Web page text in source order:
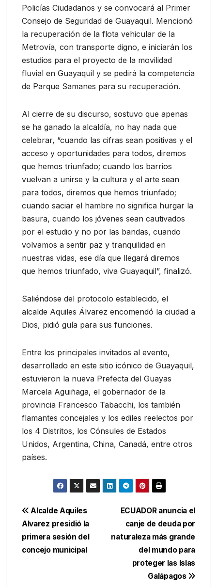
Policías Ciudadanos y se convocará al Primer
Consejo de Seguridad de Guayaquil. Mencionó
la recuperación de la flota vehicular de la
Metrovía, con transporte digno, e iniciarán los
estudios para el proyecto de la movilidad
fluvial en Guayaquil y se pedirá la competencia
de Parque Samanes para su recuperación.
Al cierre de su discurso, sostuvo que apenas
se ha ganado la alcaldía, no hay nada que
celebrar, “cuando las cifras sean positivas y el
acceso y oportunidades para todos, diremos
que hemos triunfado; cuando los barrios
vuelvan a unirse y la cultura y el arte sean
para todos, diremos que hemos triunfado;
cuando saciar el hambre no significa hurgar la
basura, cuando los jóvenes sean cautivados
por el estudio y no por las bandas, cuando
volvamos a sentir paz y tranquilidad en
nuestras vidas, ese día que llegará diremos
que hemos triunfado, viva Guayaquil”, finalizó.
Saliéndose del protocolo establecido, el
alcalde Aquiles Álvarez encomendó la ciudad a
Dios, pidió guía para sus funciones.
Entre los principales invitados al evento,
desarrollado en este sitio icónico de Guayaquil,
estuvieron la nueva Prefecta del Guayas
Marcela Aguiñaga, el gobernador de la
provincia Francesco Tabacchi, los también
flamantes concejales y los ediles reelectos por
los 4 Distritos, los Cónsules de Estados
Unidos, Argentina, China, Canadá, entre otros
países.
Navegación
de
entradas
ECUADOR anuncia el
canje de deuda por
naturaleza más grande
del mundo para
proteger las Islas
Galápagos
Alcalde Aquiles
Alvarez presidió la
primera sesión del
concejo municipal